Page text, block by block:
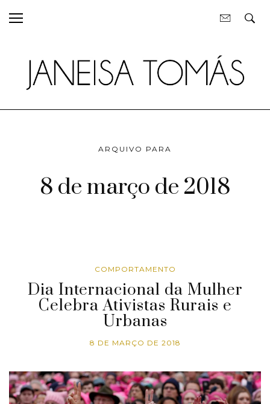
ARQUIVO PARA
8 de março de 2018
COMPORTAMENTO
Dia Internacional da Mulher
Celebra Ativistas Rurais e
Urbanas
8 DE MARÇO DE 2018